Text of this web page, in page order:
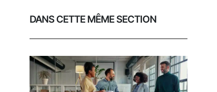
DANS CETTE MÊME SECTION